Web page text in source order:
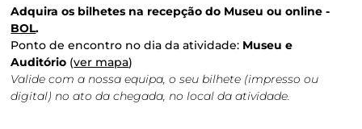
Adquira os bilhetes na recepção do Museu ou online -
BOL.
Ponto de encontro no dia da atividade: Museu e
Auditório (ver mapa)
Valide com a nossa equipa, o seu bilhete (impresso ou
digital) no ato da chegada, no local da atividade.